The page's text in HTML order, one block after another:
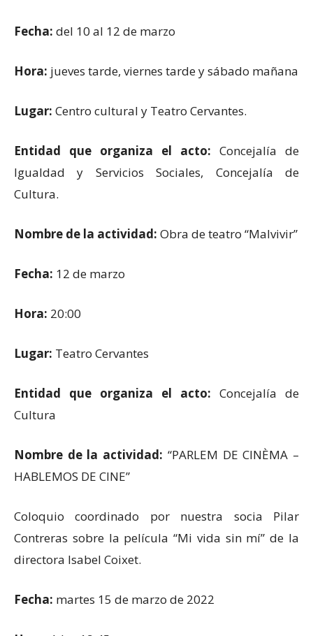
Fecha: del 10 al 12 de marzo
Hora: jueves tarde, viernes tarde y sábado mañana
Lugar: Centro cultural y Teatro Cervantes.
Entidad que organiza el acto: Concejalía de
Igualdad y Servicios Sociales, Concejalía de
Cultura.
Nombre de la actividad: Obra de teatro “Malvivir”
Fecha: 12 de marzo
Hora: 20:00
Lugar: Teatro Cervantes
Entidad que organiza el acto: Concejalía de
Cultura
Nombre de la actividad: “PARLEM DE CINÈMA –
HABLEMOS DE CINE”
Coloquio coordinado por nuestra socia Pilar
Contreras sobre la película “Mi vida sin mí” de la
directora Isabel Coixet.
Fecha: martes 15 de marzo de 2022